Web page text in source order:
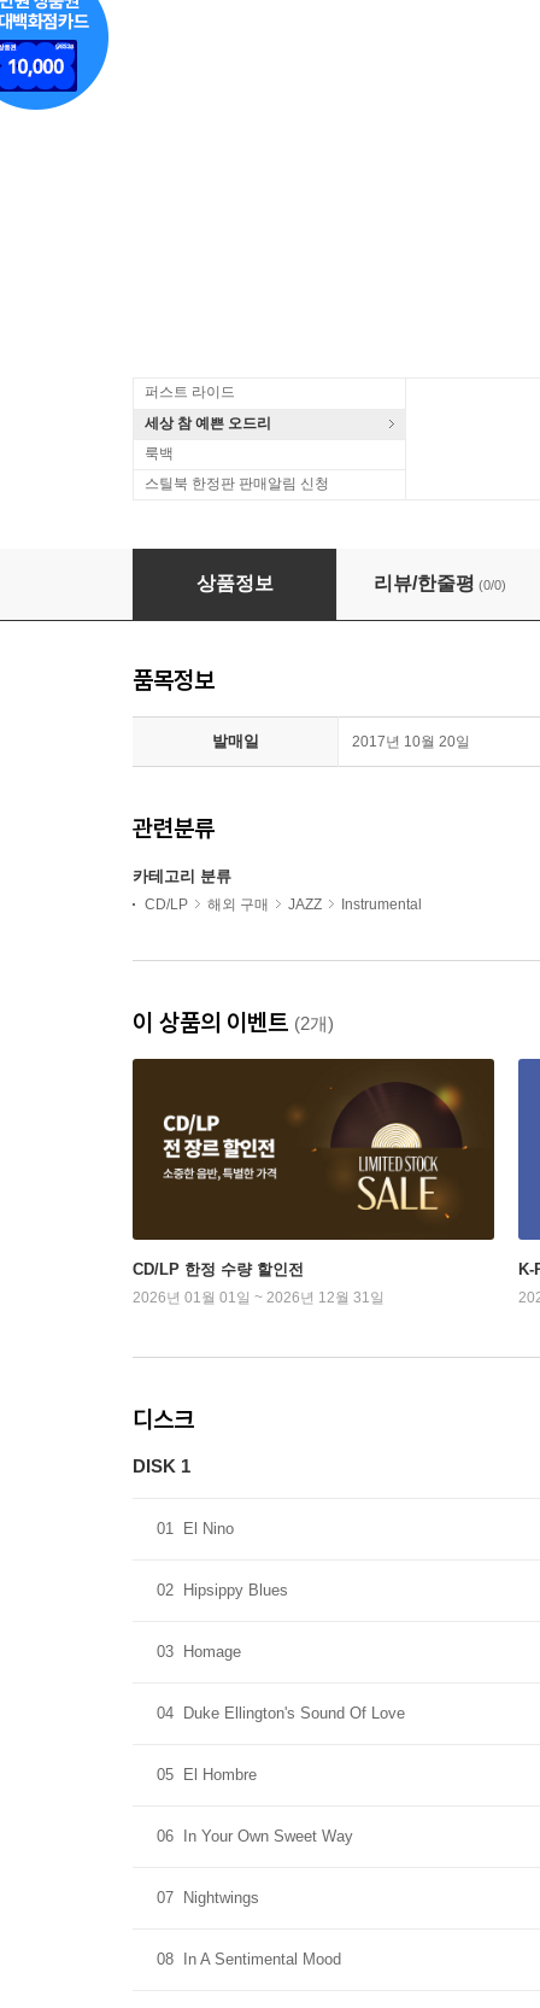
퍼스트 라이드
세상 참 예쁜 오드리
룩백
스틸북 한정판 판매알림 신청
Pat Martino - Formidable (CD)
상품정보 리뷰/한줄평 (0/0)
품목정보
발매일 2017년 10월 20일
관련분류
카테고리 분류
CD/LP 해외 구매 JAZZ Instrumental
이 상품의 이벤트 (2개)
CD/LP 한정 수량 할인전
2026년 01월 01일 ~ 2026년 12월 31일
K-
디스크
DISK 1
01 El Nino
02 Hipsippy Blues
03 Homage
04 Duke Ellington's Sound Of Love
05 El Hombre
06 In Your Own Sweet Way
07 Nightwings
08 In A Sentimental Mood